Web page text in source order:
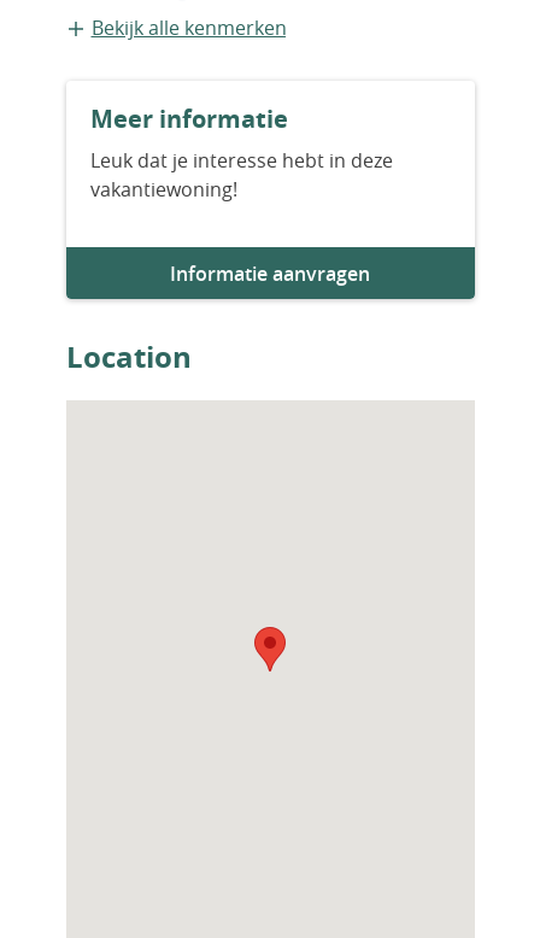
Vrijstaande recreatiewoning
Nieuwbouw
Aantal slaapkamers
Aantal badkamers
Woningfaciliteiten
Bekijk alle kenmerken
Meer informatie
Leuk dat je interesse hebt in deze
vakantiewoning!
Informatie aanvragen
Location